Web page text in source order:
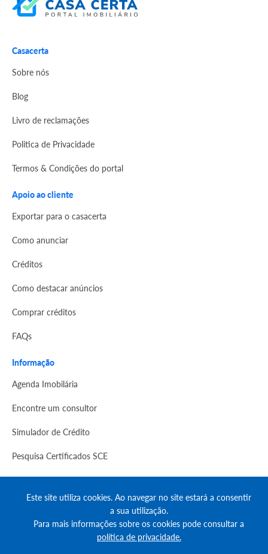
Casacerta
Sobre nós
Blog
Livro de reclamações
Politica de Privacidade
Termos & Condições do portal
Apoio ao cliente
Exportar para o casacerta
Como anunciar
Créditos
Como destacar anúncios
Comprar créditos
FAQs
Informação
Agenda Imobilária
Encontre um consultor
Simulador de Crédito
Pesquisa Certificados SCE
Este site utiliza cookies. Ao navegar no site estará a consentir
a sua utilização.
Para mais informações sobre os cookies pode consultar a
política de privacidade.